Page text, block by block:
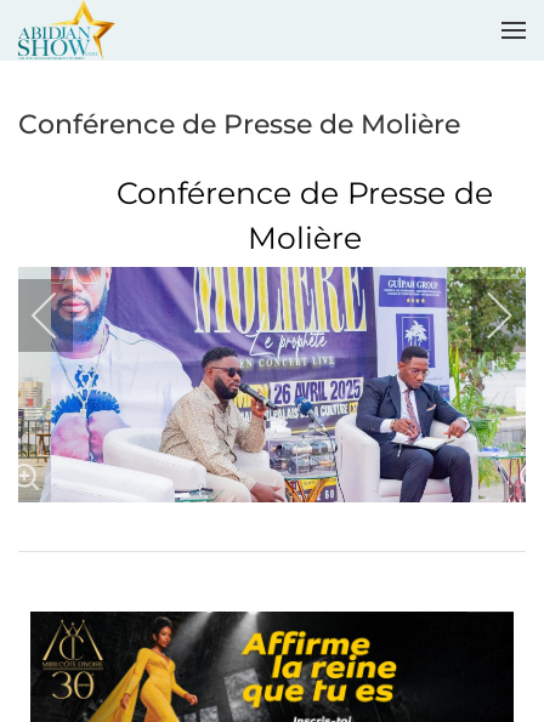
Conférence de Presse de Molière
Conférence de Presse de
Molière